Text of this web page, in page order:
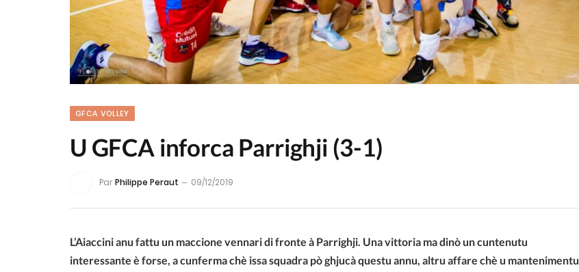
GFCA VOLLEY
U GFCA inforca Parrighji (3-1)
ParPhilippe Peraut 09/12/2019
L’Aiaccini anu fattu un maccione vennari di fronte à Parrighji. Una vittoria ma dinò un cuntenutu
interessante è forse, a cunferma chè issa squadra pò ghjucà questu annu, altru affare chè u mantenimentu